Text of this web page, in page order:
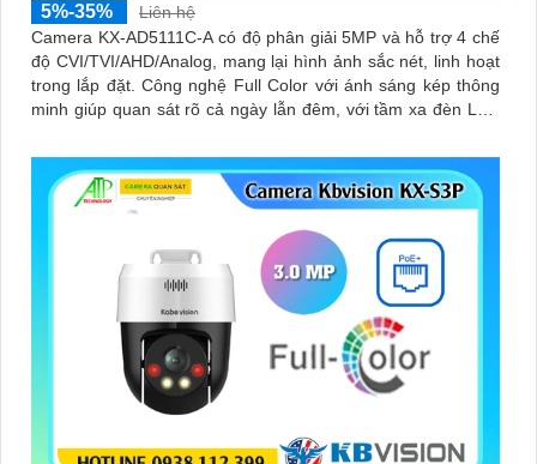
5%-35%
Liên hệ
Camera KX-AD5111C-A có độ phân giải 5MP và hỗ trợ 4 chế
độ CVI/TVI/AHD/Analog, mang lại hình ảnh sắc nét, linh hoạt
trong lắp đặt. Công nghệ Full Color với ánh sáng kép thông
minh giúp quan sát rõ cả ngày lẫn đêm, với tầm xa đèn LED